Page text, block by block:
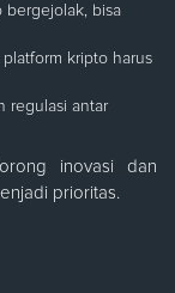
bergejolak, bisa
platform kripto harus
regulasi antar
inovasi dan
prioritas.